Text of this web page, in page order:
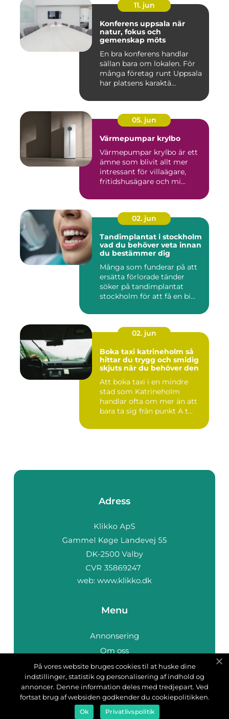
11. jun
Konferens uppsala när
natur, fokus och
gemenskap möts
En bra konferens handlar
sällan bara om lokalen. För
många företag runt Uppsala
har platsens karaktä...
05. jun
Värmepumpar krylbo
Värmepumpar krylbo är ett
ämne som blivit allt mer
intressant för villaägare,
fritidshusägare och mi...
02. jun
Tandimplantat i stockholm
vad du behöver veta innan
du bestämmer dig
Många som funderar på att
ersätta förlorade tänder
söker på tandimplantat
stockholm för att få en bi...
02. jun
Boka taxi katrineholm så
hittar du trygg och smidig
skjuts när du behöver den
Att boka taxi i en mindre
stad som Katrineholm
handlar ofta om mer än att
bara ta sig från punkt A t...
Adress
web: www.klikko.dk
Menu
Annonsering
Om oss
Cookies
Kontakta oss
Sitemap
På vores website bruges cookies til at huske dine
indstillinger, statistik og personalisering af indhold og
annoncer. Denne information deles med tredjepart. Ved
fortsat brug af websiden godkender du cookiepolitikken.
Ok Privatlivspolitik